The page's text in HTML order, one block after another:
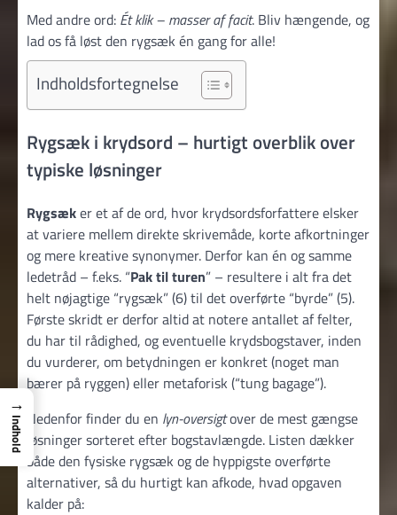
Med andre ord: Ét klik – masser af facit. Bliv hængende, og
lad os få løst den rygsæk én gang for alle!
Indholdsfortegnelse
Rygsæk i krydsord – hurtigt overblik over
typiske løsninger
Rygsæker et af de ord, hvor krydsordsforfattere elsker
at variere mellem direkte skrivemåde, korte afkortninger
og mere kreative synonymer. Derfor kan én og samme
ledetråd – f.eks. “Pak til turen” – resultere i alt fra det
helt nøjagtige “rygsæk” (6) til det overførte “byrde” (5).
Første skridt er derfor altid at notere antallet af felter,
du har til rådighed, og eventuelle krydsbogstaver, inden
du vurderer, om betydningen er konkret (noget man
bærer på ryggen) eller metaforisk (“tung bagage”).
Nedenfor finder du en lyn-oversigtover de mest gængse
løsninger sorteret efter bogstavlængde. Listen dækker
både den fysiske rygsæk og de hyppigste overførte
alternativer, så du hurtigt kan afkode, hvad opgaven
kalder på:
→
Indhold